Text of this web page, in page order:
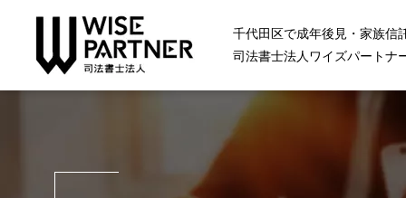
千代田区で成年後見・家族信
司法書士法人ワイズパートナ